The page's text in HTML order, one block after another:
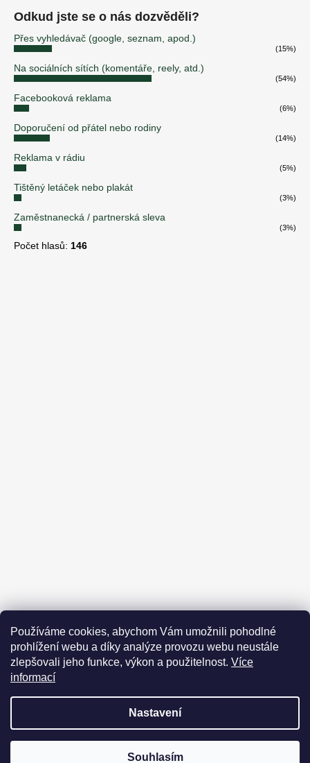
Používáme cookies, abychom Vám umožnili pohodlné
prohlížení webu a díky analýze provozu webu neustále
zlepšovali jeho funkce, výkon a použitelnost. Více
informací
Nastavení
Souhlasím
DOVOLENÁ 25.7.2026 - 4.8.2026 Objednávky a formuláře budou
Odkud jste se o nás dozvěděli?
Přes vyhledávač (google, seznam, apod.)
(15%)
Na sociálních sítích (komentáře, reely, atd.)
(54%)
Facebooková reklama
(6%)
Doporučení od přátel nebo rodiny
(14%)
Reklama v rádiu
(5%)
Tištěný letáček nebo plakát
(3%)
Zaměstnanecká / partnerská sleva
(3%)
Počet hlasů: 146
Kontakt
Obchodní podmínky
Podmínky ochrany osobních údajů
Prohlášení odpovědnosti
Moje objednávka
Copyright 2026Kanaznojmo cesta ke zdraví. Všechna práva
vyhrazena.